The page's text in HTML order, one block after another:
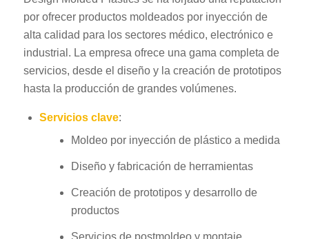
por ofrecer productos moldeados por inyección de
alta calidad para los sectores médico, electrónico e
industrial. La empresa ofrece una gama completa de
servicios, desde el diseño y la creación de prototipos
hasta la producción de grandes volúmenes.
Servicios clave:
Moldeo por inyección de plástico a medida
Diseño y fabricación de herramientas
Creación de prototipos y desarrollo de
productos